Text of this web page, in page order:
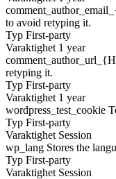
to avoid retyping it.
Typ First-party
Varaktighet 1 year
retyping it.
Typ First-party
Varaktighet 1 year
wordpress_test_cookie
Typ First-party
Varaktighet Session
wp_lang Stores the
Typ First-party
Varaktighet Session